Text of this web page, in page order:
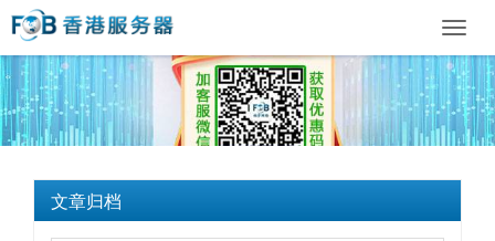
文章归档